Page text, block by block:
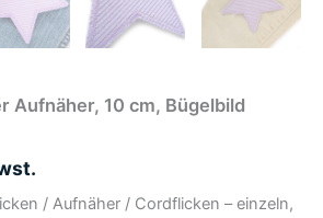
Aufnäher, 10 cm, Bügelbild
/ Aufnäher / Cordflicken – einzeln,